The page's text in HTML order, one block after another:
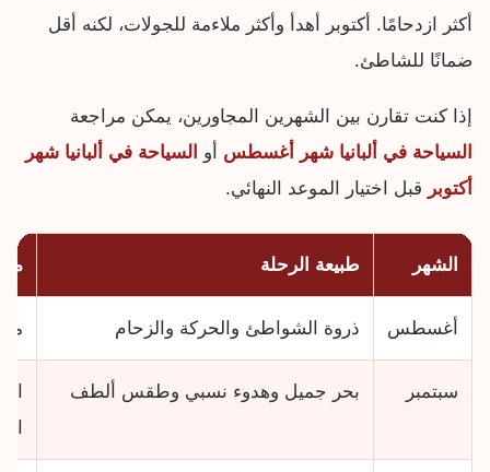
أكثر ازدحامًا. أكتوبر أهدأ وأكثر ملاءمة للجولات، لكنه أقل
ضمانًا للشاطئ.
إذا كنت تقارن بين الشهرين المجاورين، يمكن مراجعة
السياحة في ألبانيا شهر أغسطس أو السياحة في ألبانيا شهر
أكتوبر قبل اختيار الموعد النهائي.
الشهر طبيعة الرحلة
أغسطس ذروة الشواطئ والحركة والزحام من
سبتمبر بحر جميل وهدوء نسبي وطقس ألطف